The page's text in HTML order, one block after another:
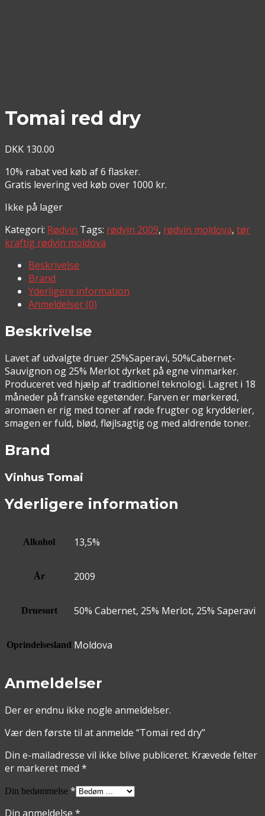
Tomai red dry
DKK 130.00
10% rabat ved køb af 6 flasker.
Gratis levering ved køb over 1000 kr.
Ikke på lager
Kategori: Rødvin Tags: rødvin 2009, rødvin moldova, tør
kraftig rødvin moldova
Beskrivelse
Brand
Yderligere information
Anmeldelser (0)
Beskrivelse
Lavet af udvalgte druer 25%Saperavi, 50%Cabernet-
Sauvignon og 25% Merlot dyrket på egne vinmarker.
Produceret ved hjælp af traditionel teknologi. Lagret i 18
måneder på franske egetønder. Farven er mørkerød,
aromaen er rig med toner af røde frugter og krydderier,
smagen er fuld, blød, fløjlsagtig og med aldrende toner.
Brand
Vinhus Tomai
Yderligere information
Alkohol 13,5%
År 2009
Druesort 50% Cabernet, 25% Merlot, 25% Saperavi
Oprindelsesland Moldova
Anmeldelser
Der er endnu ikke nogle anmeldelser.
Vær den første til at anmelde “Tomai red dry”
Din e-mailadresse vil ikke blive publiceret. Krævede felter
er markeret med *
Din bedømmelse *
Din anmeldelse *